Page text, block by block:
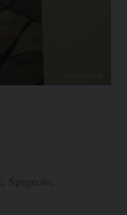
Spagnolo